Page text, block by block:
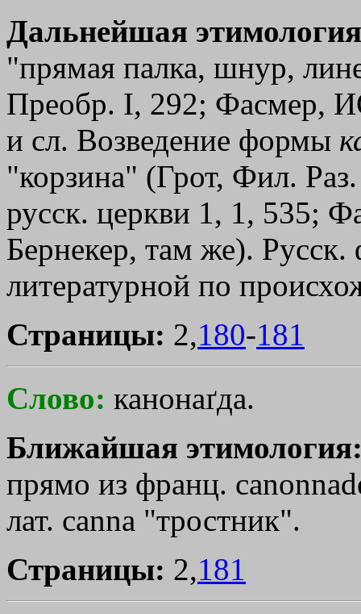
Дальнейшая
"прямая палка, шнур,
Преобр. I, 292; Фасмер,
и сл. Возведение формы
"корзина" (Грот, Фил.
русск. церкви 1, 1, 535;
Бернекер, там же).
литературной по
Страницы: 2,180-181
Слово: канонаґда.
Ближайшая
прямо из франц.
лат. саnnа "тростник".
Страницы: 2,181